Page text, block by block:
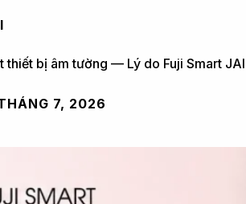
thiết bị âm tường — Lý do Fuji Smart
7, 2026